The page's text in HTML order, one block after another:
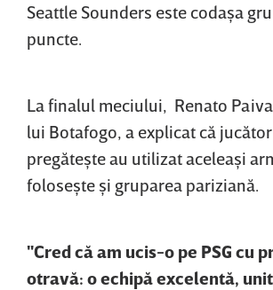
Seattle Sounders este codaşa
puncte.
La finalul meciului, Renato
lui Botafogo, a explicat că
pregăteşte au utilizat aceleaşi
foloseşte şi gruparea pariziană.
"Cred că am ucis-o pe PSG cu
otravă: o echipă excelentă,